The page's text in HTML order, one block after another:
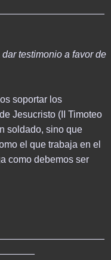
testimonio a favor de
soportar los
Jesucristo (II Timoteo
soldado, sino que
el que trabaja en el
como debemos ser